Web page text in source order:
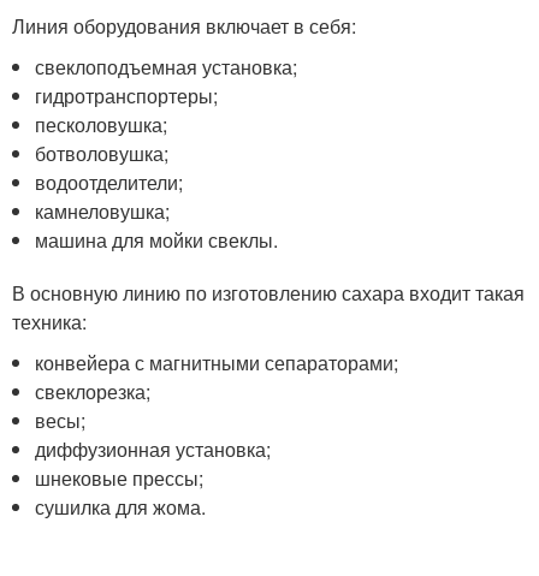
Линия оборудования включает в себя:
свеклоподъемная установка;
гидротранспортеры;
песколовушка;
ботволовушка;
водоотделители;
камнеловушка;
машина для мойки свеклы.
В основную линию по изготовлению сахара входит такая
техника:
конвейера с магнитными сепараторами;
свеклорезка;
весы;
диффузионная установка;
шнековые прессы;
сушилка для жома.